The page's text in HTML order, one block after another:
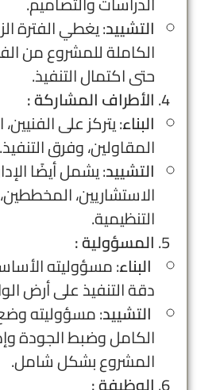
التشييد: يغطي الفترة
الكاملة للمشروع من
حتى اكتمال التنفيذ.
الأطراف المشاركة :
البناء: يتركز على الفنيين،
المقاولين، وفرق التنفيذ.
التشييد: يشمل أيضًا
الاستشاريين،
التنظيمية.
المسؤولية :
البناء: مسؤوليته
دقة التنفيذ على أرض
التشييد: مسؤوليته
الكامل وضبط الجودة
المشروع بشكل شامل.